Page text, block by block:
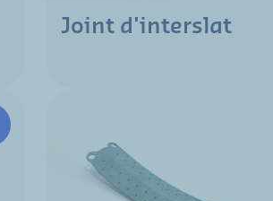
Joint d'interslat